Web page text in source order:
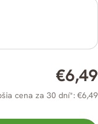
Bežná
cena
€6,49
cena za 30 dní*: €6,49